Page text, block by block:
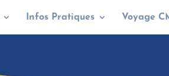
Infos Pratiques Voyage